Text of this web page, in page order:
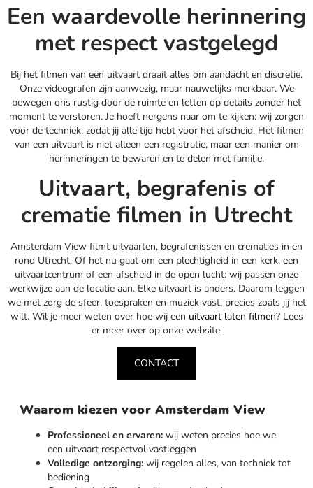
Een waardevolle herinnering
met respect vastgelegd
Bij het filmen van een uitvaart draait alles om aandacht en discretie.
Onze videografen zijn aanwezig, maar nauwelijks merkbaar. We
bewegen ons rustig door de ruimte en letten op details zonder het
moment te verstoren. Je hoeft nergens naar om te kijken: wij zorgen
voor de techniek, zodat jij alle tijd hebt voor het afscheid. Het filmen
van een uitvaart is niet alleen een registratie, maar een manier om
herinneringen te bewaren en te delen met familie.
Uitvaart, begrafenis of
crematie filmen in Utrecht
Amsterdam View filmt uitvaarten, begrafenissen en crematies in en
rond Utrecht. Of het nu gaat om een plechtigheid in een kerk, een
uitvaartcentrum of een afscheid in de open lucht: wij passen onze
werkwijze aan de locatie aan. Elke uitvaart is anders. Daarom leggen
we met zorg de sfeer, toespraken en muziek vast, precies zoals jij het
wilt. Wil je meer weten over hoe wij een uitvaart laten filmen? Lees
er meer over op onze website.
CONTACT
Waarom kiezen voor Amsterdam View
Professioneel en ervaren: wij weten precies hoe we
een uitvaart respectvol vastleggen
Volledige ontzorging: wij regelen alles, van techniek tot
bediening